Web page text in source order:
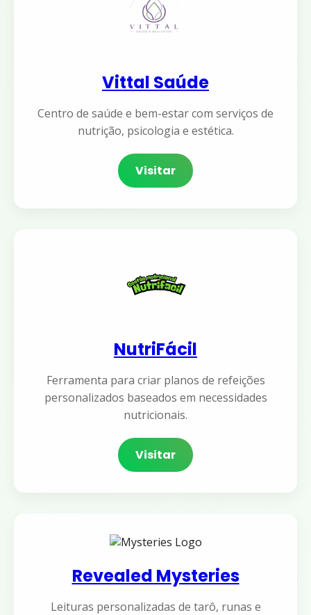
Vittal Saúde
Centro de saúde e bem-estar com serviços de
nutrição, psicologia e estética.
Visitar
NutriFácil
Ferramenta para criar planos de refeições
personalizados baseados em necessidades
nutricionais.
Visitar
Revealed Mysteries
Leituras personalizadas de tarô, runas e